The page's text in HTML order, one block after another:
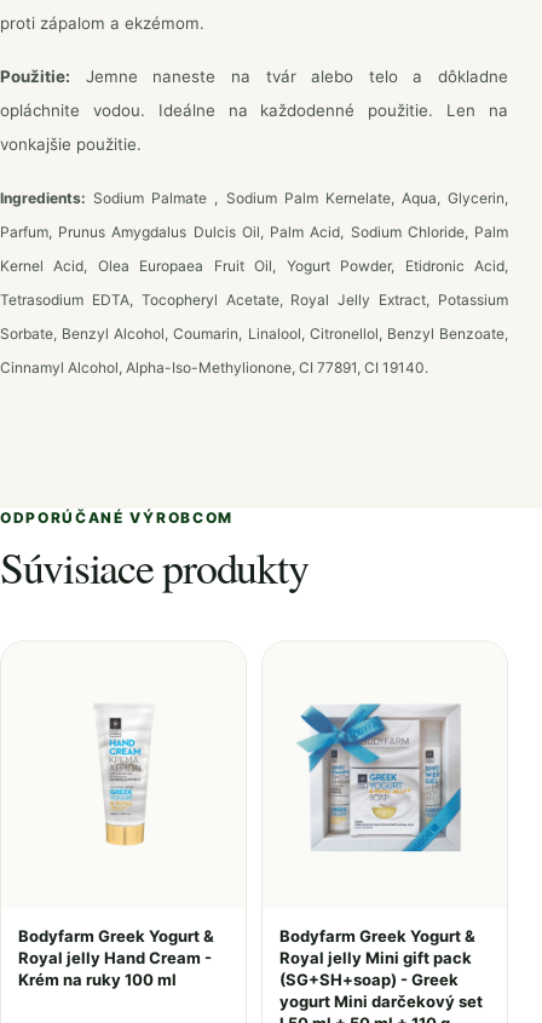
proti zápalom a ekzémom.
Použitie: Jemne naneste na tvár alebo telo a dôkladne
opláchnite vodou. Ideálne na každodenné použitie. Len na
vonkajšie použitie.
Ingredients: Sodium Palmate , Sodium Palm Kernelate, Aqua, Glycerin,
Parfum, Prunus Amygdalus Dulcis Oil, Palm Acid, Sodium Chloride, Palm
Kernel Acid, Olea Europaea Fruit Oil, Yogurt Powder, Etidronic Acid,
Tetrasodium EDTA, Tocopheryl Acetate, Royal Jelly Extract, Potassium
Sorbate, Benzyl Alcohol, Coumarin, Linalool, Citronellol, Benzyl Benzoate,
Cinnamyl Alcohol, Alpha-Iso-Methylionone, CI 77891, CI 19140.
ODPORÚČANÉ VÝROBCOM
Súvisiace produkty
Bodyfarm Greek Yogurt &
Royal jelly Hand Cream -
Krém na ruky 100 ml
Bodyfarm Greek Yogurt &
Royal jelly Mini gift pack
(SG+SH+soap) - Greek
yogurt Mini darčekový set